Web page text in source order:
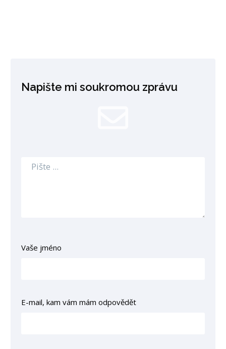
Napište mi soukromou zprávu
Vaše jméno
E-mail, kam vám mám odpovědět